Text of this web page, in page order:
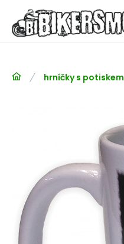
hrníčky s potiskem